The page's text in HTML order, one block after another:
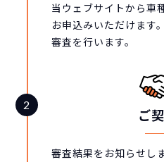
当ウェブサイトから車
お申込みいただけます
審査を行います。
ご
審査結果をお知らせし